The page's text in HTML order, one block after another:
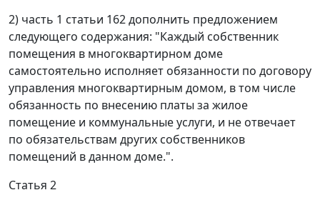
2) часть 1 статьи 162 дополнить предложением
следующего содержания: "Каждый собственник
помещения в многоквартирном доме
самостоятельно исполняет обязанности по договору
управления многоквартирным домом, в том числе
обязанность по внесению платы за жилое
помещение и коммунальные услуги, и не отвечает
по обязательствам других собственников
помещений в данном доме.".
Статья 2